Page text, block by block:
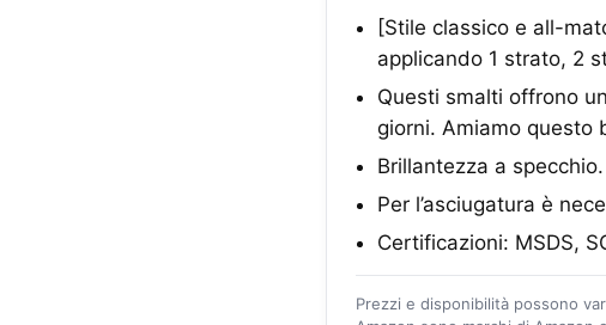
[Stile classico e all-
applicando 1 strato, 2
Questi smalti offrono
giorni. Amiamo questo
Brillantezza a
Per l’asciugatura è
Certificazioni: MSDS,
Prezzi e disponibilità possono